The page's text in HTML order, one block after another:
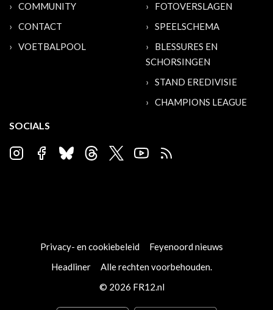
COMMUNITY
CONTACT
VOETBALPOOL
FOTOVERSLAGEN
SPEELSCHEMA
BLESSURES EN
SCHORSINGEN
STAND EREDIVISIE
CHAMPIONS LEAGUE
SOCIALS
Privacy- en cookiebeleid
Feyenoord nieuws
Headliner
Alle rechten voorbehouden.
© 2026 FR12.nl